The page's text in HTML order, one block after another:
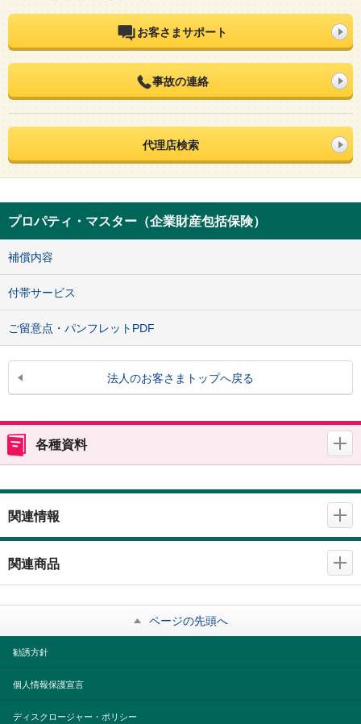
お客さまサポート
事故の連絡
代理店検索
プロパティ・マスター（企業財産包括保険）
補償内容
付帯サービス
ご留意点・パンフレットPDF
法人のお客さまトップへ戻る
各種資料
関連情報
関連商品
ページの先頭へ
勧誘方針
個人情報保護宣言
ディスクロージャー・ポリシー